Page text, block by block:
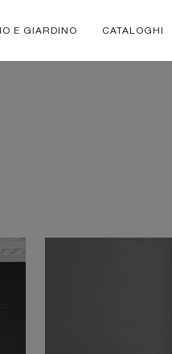
E GIARDINO CATALOGHI